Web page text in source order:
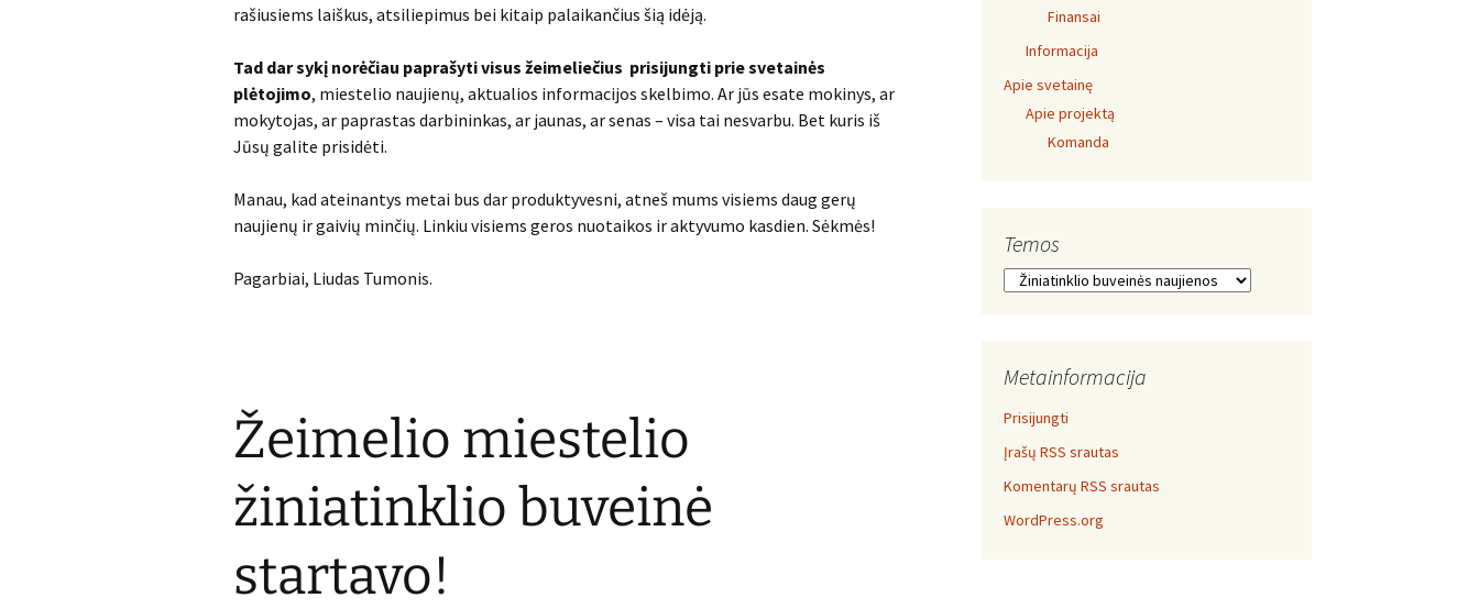
rašiusiems laiškus, atsiliepimus bei kitaip palaikančius šią idėją.
Tad dar sykį norėčiau paprašyti visus žeimeliečius prisijungti prie svetainės
plėtojimo, miestelio naujienų, aktualios informacijos skelbimo. Ar jūs esate mokinys, ar
mokytojas, ar paprastas darbininkas, ar jaunas, ar senas – visa tai nesvarbu. Bet kuris iš
Jūsų galite prisidėti.
Manau, kad ateinantys metai bus dar produktyvesni, atneš mums visiems daug gerų
naujienų ir gaivių minčių. Linkiu visiems geros nuotaikos ir aktyvumo kasdien. Sėkmės!
Pagarbiai, Liudas Tumonis.
Žeimelio miestelio
žiniatinklio buveinė
startavo!
Finansai
Informacija
Apie svetainę
Apie projektą
Komanda
Temos
Temos
Metainformacija
Prisijungti
Įrašų RSS srautas
Komentarų RSS srautas
WordPress.org